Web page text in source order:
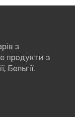
з
продукти з
Бельгії.